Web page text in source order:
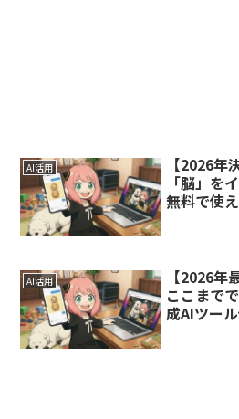
AI活用
【2026年
「脳」を
無料で使
AI活用
【2026年
ここまで
成AIツー